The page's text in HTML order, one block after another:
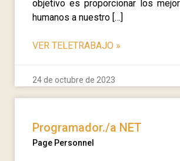
objetivo es proporcionar los
humanos a nuestro […]
VER TELETRABAJO »
24 de octubre de 2023
Programador./a NET
Page Personnel